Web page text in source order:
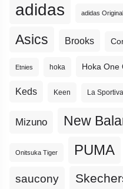
adidas adidas
Asics Brooks
Etnies hoka Hoka One
Keds Keen La Sportiva
Mizuno New
Onitsuka Tiger PUMA
saucony